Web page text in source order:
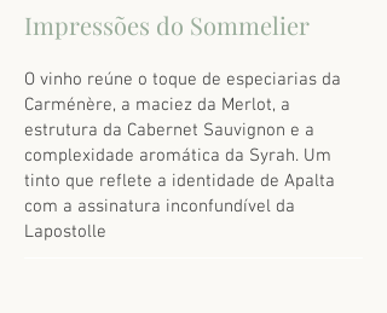
Impressões do Sommelier
O vinho reúne o toque de especiarias da
Carménère, a maciez da Merlot, a
estrutura da Cabernet Sauvignon e a
complexidade aromática da Syrah. Um
tinto que reflete a identidade de Apalta
com a assinatura inconfundível da
Lapostolle